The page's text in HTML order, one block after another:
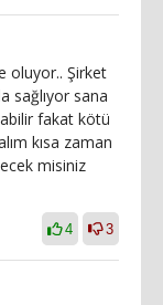
oluyor.. Şirket
sağlıyor sana
fakat kötü
kısa zaman
misiniz
4 3